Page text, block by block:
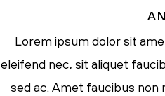
Lorem ipsum dolor sit
eleifend nec, sit aliquet
sed ac. Amet faucibus non